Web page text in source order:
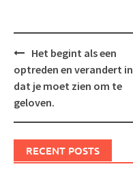
Post
navigation
Het begint als een
optreden en verandert
dat je moet zien om te
geloven.
RECENT POSTS